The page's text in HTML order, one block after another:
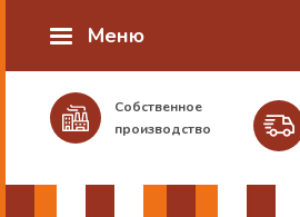
Меню
Собственное
производство